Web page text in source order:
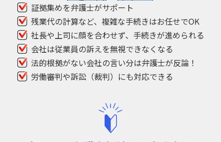
証拠集めを弁護士がサポート
残業代の計算など、 複雑な手続きはお任せでOK
社長や上司に顔を合わせず、 手続きが進められる
会社は従業員の訴えを無視できなくなる
法的根拠がない会社の言い分は弁護士が反論！
労働審判や訴訟（裁判）にも対応できる